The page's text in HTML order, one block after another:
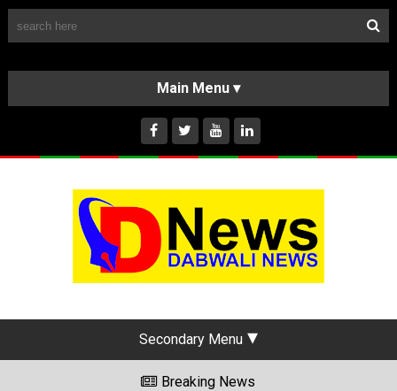
HOME
ABOUT US
INSTAGRAM
Secondary Menu
Breaking News